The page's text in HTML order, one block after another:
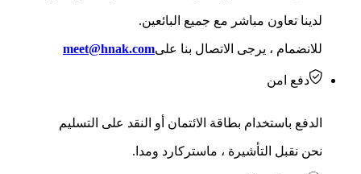
لدينا تعاون مباشر مع جميع البائعين.
للانضمام ، يرجى الاتصال بنا علىmeet@hnak.com
دفع امن
الدفع باستخدام بطاقة الائتمان أو النقد على التسليم
نحن نقبل التأشيرة ، ماستركارد ومدا.